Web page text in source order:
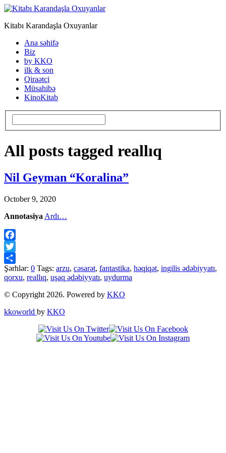
Kitabı Karandaşla Oxuyanlar
Ana səhifə
Biz
by KKO
ilk & son
Qiraətçi
Müsahibə
KinoKitab
All posts tagged reallıq
Nil Geyman “Koralina”
October 9, 2020
Annotasiya Ardı…
Facebook
Twitter
Share
Şərhlər: 0 Tags: arzu, cəsarət, fantastika, həqiqət, ingilis ədəbiyyatı,
qorxu, reallıq, uşaq ədəbiyyatı, uydurma
© Copyright 2026. Powered by KKO
kkoworld by KKO